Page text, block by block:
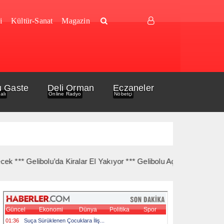
Kültür-Sanat Magazin
Gaste Deli Orman
Online Radyo
Eczaneler
Nöbetçi
Kiralar El Yakıyor *** Gelibolu Açıklarında Gemi